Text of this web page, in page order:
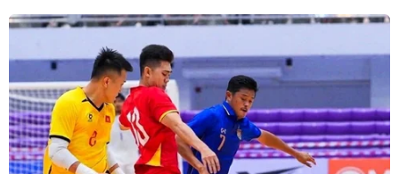
tuyến tàu điện nhẹ LRT đầu tiên tại
Phú Quốc dần thành hình
04/08/2026 03:40
Bộ Xây dựng lên tiếng về việc điều
chỉnh hợp đồng trước biến động giá
lớn